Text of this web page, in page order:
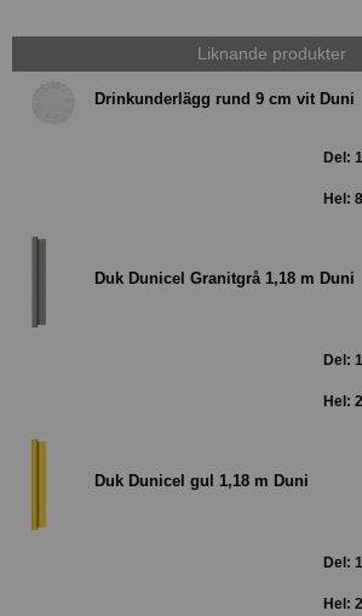
Liknande produkter
Drinkunderlägg rund 9 cm vit Duni
Del:
Hel:
Duk Dunicel Granitgrå 1,18 m Duni
Del:
Hel:
Duk Dunicel gul 1,18 m Duni
Del:
Hel: